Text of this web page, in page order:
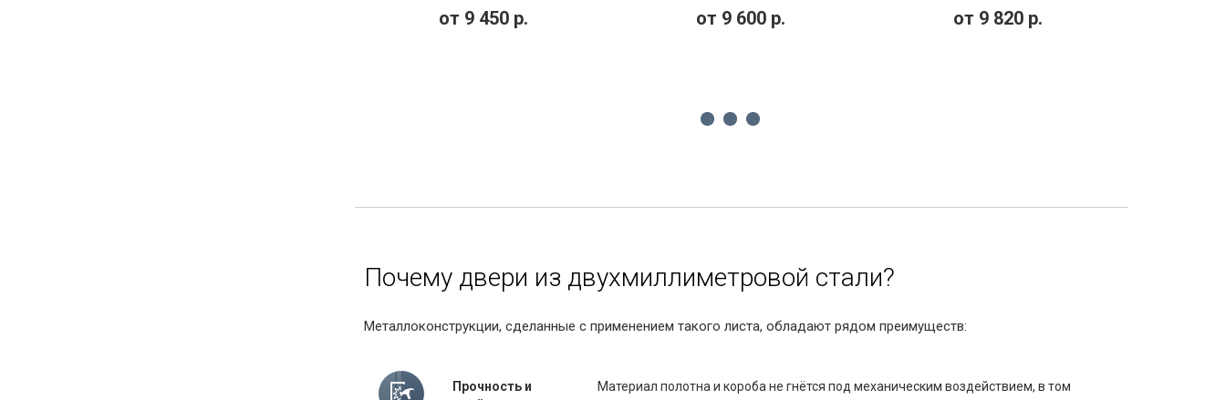
от 9 450 р. от 9 600 р. от 9 820 р.
Почему двери из двухмиллиметровой стали?
Металлоконструкции, сделанные с применением такого листа, обладают рядом преимуществ:
Прочность и
Материал полотна и короба не гнётся под механическим воздействием, в том